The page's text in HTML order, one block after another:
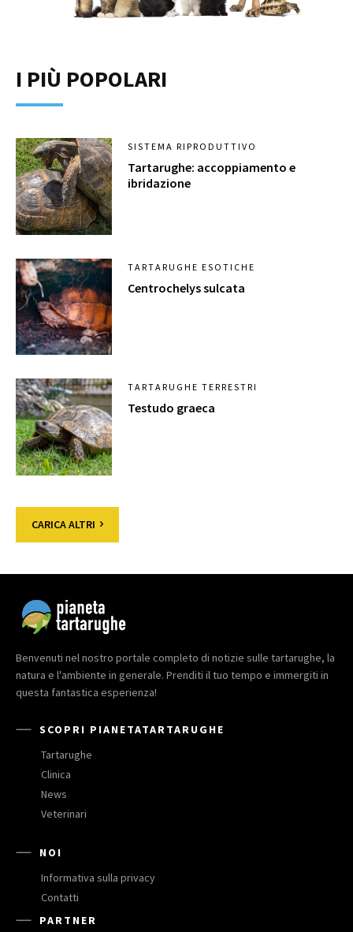
I PIÙ POPOLARI
SISTEMA RIPRODUTTIVO
Tartarughe: accoppiamento e
ibridazione
TARTARUGHE ESOTICHE
Centrochelys sulcata
TARTARUGHE TERRESTRI
Testudo graeca
CARICA ALTRI
Benvenuti nel nostro portale completo di notizie sulle tartarughe, la
natura e l'ambiente in generale. Prenditi il tuo tempo e immergiti in
questa fantastica esperienza!
SCOPRI PIANETATARTARUGHE
Tartarughe
Clinica
News
Veterinari
NOI
Informativa sulla privacy
Contatti
PARTNER